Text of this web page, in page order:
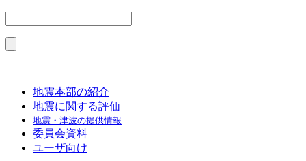
地震本部の紹介
地震に関する評価
地震・津波の提供情報
委員会資料
ユーザ向け